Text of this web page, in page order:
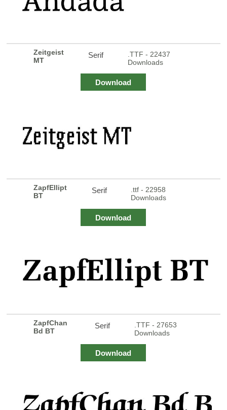
Zeitgeist
MT
Serif
.TTF - 22437
Downloads
Download
ZapfEllipt
BT
Serif
.ttf - 22958
Downloads
Download
ZapfChan
Bd BT
Serif
.TTF - 27653
Downloads
Download